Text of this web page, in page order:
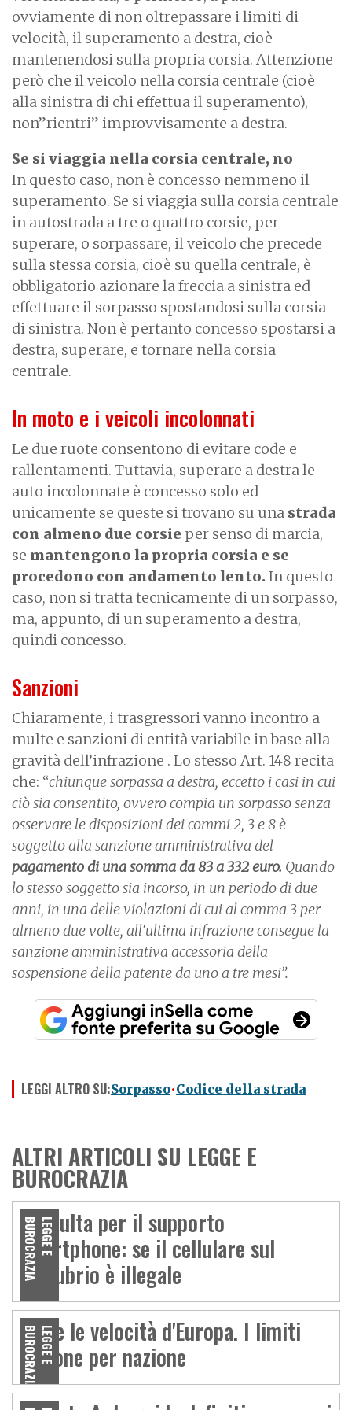
ovviamente di non oltrepassare i limiti di
velocità, il superamento a destra, cioè
mantenendosi sulla propria corsia. Attenzione
però che il veicolo nella corsia centrale (cioè
alla sinistra di chi effettua il superamento),
non”rientri” improvvisamente a destra.
Se si viaggia nella corsia centrale, no
In questo caso, non è concesso nemmeno il
superamento. Se si viaggia sulla corsia centrale
in autostrada a tre o quattro corsie, per
superare, o sorpassare, il veicolo che precede
sulla stessa corsia, cioè su quella centrale, è
obbligatorio azionare la freccia a sinistra ed
effettuare il sorpasso spostandosi sulla corsia
di sinistra. Non è pertanto concesso spostarsi a
destra, superare, e tornare nella corsia
centrale.
In moto e i veicoli incolonnati
Le due ruote consentono di evitare code e
rallentamenti. Tuttavia, superare a destra le
auto incolonnate è concesso solo ed
unicamente se queste si trovano su una strada
con almeno due corsie per senso di marcia,
se mantengono la propria corsia e se
procedono con andamento lento. In questo
caso, non si tratta tecnicamente di un sorpasso,
ma, appunto, di un superamento a destra,
quindi concesso.
Sanzioni
Chiaramente, i trasgressori vanno incontro a
multe e sanzioni di entità variabile in base alla
gravità dell’infrazione . Lo stesso Art. 148 recita
che: “chiunque sorpassa a destra, eccetto i casi in cui
ciò sia consentito, ovvero compia un sorpasso senza
osservare le disposizioni dei commi 2, 3 e 8 è
soggetto alla sanzione amministrativa del
pagamento di una somma da 83 a 332 euro. Quando
lo stesso soggetto sia incorso, in un periodo di due
anni, in una delle violazioni di cui al comma 3 per
almeno due volte, all'ultima infrazione consegue la
sanzione amministrativa accessoria della
sospensione della patente da uno a tre mesi”.
LEGGI ALTRO SU:Sorpasso Codice della strada
ALTRI ARTICOLI SU LEGGE E
BUROCRAZIA
L
E
G
G
E
E
B
U
R
O
C
R
A
Z
I
A
La multa per il supporto
smartphone: se il cellulare sul
manubrio è illegale
L
E
G
G
E
E
B
U
R
O
C
R
A
Z
I
A
Tutte le velocità d'Europa. I limiti
nazione per nazione